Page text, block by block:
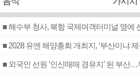
■ 해수부 청사, 북항 국제여객터미널 옆에
■ 2028 유엔 해양총회 개최지, ‘부산이냐 제
■ 외국인 선원 ‘인신매매 경유지’ 된 부산